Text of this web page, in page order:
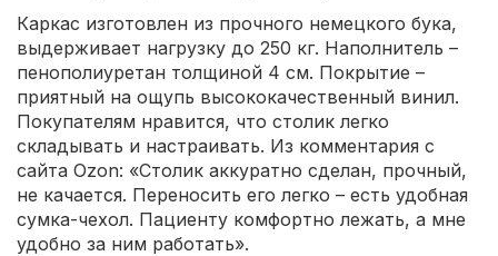
Каркас изготовлен из прочного немецкого бука,
выдерживает нагрузку до 250 кг. Наполнитель –
пенополиуретан толщиной 4 см. Покрытие –
приятный на ощупь высококачественный винил.
Покупателям нравится, что столик легко
складывать и настраивать. Из комментария с
сайта Ozon: «Столик аккуратно сделан, прочный,
не качается. Переносить его легко – есть удобная
сумка-чехол. Пациенту комфортно лежать, а мне
удобно за ним работать».